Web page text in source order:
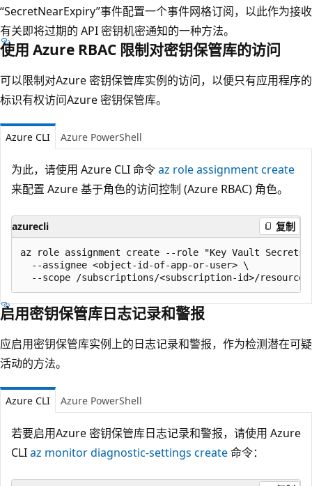
“SecretNearExpiry”事件配置一个事件网格订阅，以此作为接收
有关即将过期的 API 密钥机密通知的一种方法。
使用 Azure RBAC 限制对密钥保管库的访问
可以限制对Azure 密钥保管库实例的访问，以便只有应用程序的
标识有权访问Azure 密钥保管库。
Azure CLI Azure PowerShell
为此，请使用 Azure CLI 命令az role assignment create
来配置 Azure 基于角色的访问控制 (Azure RBAC) 角色。
azurecli 复制
az role assignment create --role "Key Vault Secrets
  --assignee <object-id-of-app-or-user> \
启用密钥保管库日志记录和警报
应启用密钥保管库实例上的日志记录和警报，作为检测潜在可疑
活动的方法。
Azure CLI Azure PowerShell
若要启用Azure 密钥保管库日志记录和警报，请使用 Azure
CLIaz monitor diagnostic-settings create命令：